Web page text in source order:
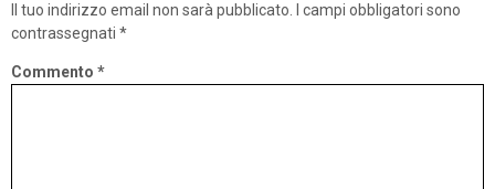
Il tuo indirizzo email non sarà pubblicato.
I campi obbligatori sono
contrassegnati *
Commento *